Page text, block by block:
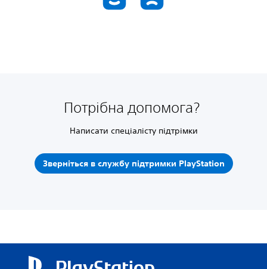
Потрібна допомога?
Написати спеціалісту підтрімки
Зверніться в службу підтримки PlayStation